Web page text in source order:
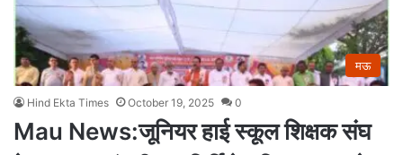
मऊ
Hind Ekta Times October 19, 2025 0
Mau News:जूनियर हाई स्कूल शिक्षक संघ